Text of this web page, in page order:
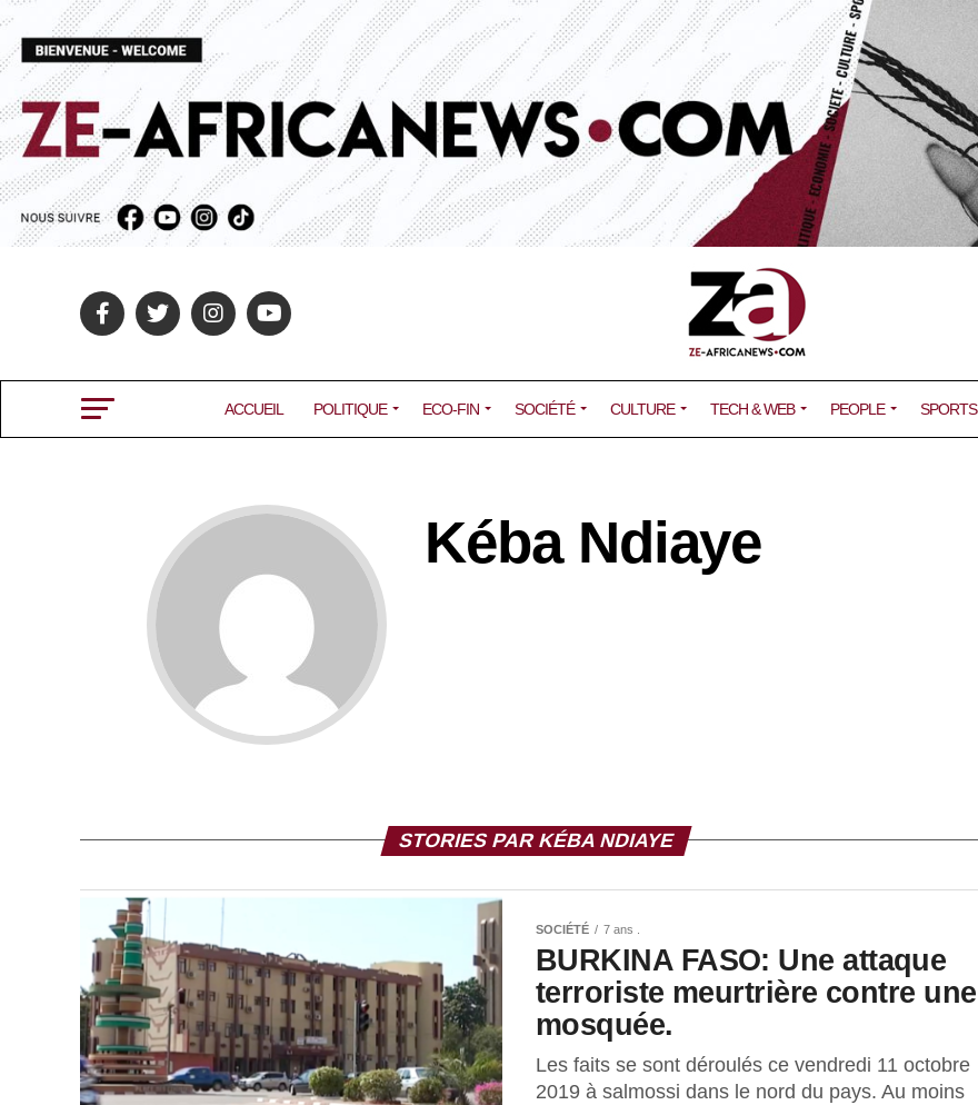
ACCUEIL POLITIQUE ECO-FIN SOCIÉTÉ CULTURE TECH & WEB PEOPLE SPORTS
Kéba Ndiaye
STORIES PAR KÉBA NDIAYE
SOCIÉTÉ 7 ans .
BURKINA FASO: Une attaque
terroriste meurtrière contre une
mosquée.
Les faits se sont déroulés ce vendredi 11 octobre
2019 à salmossi dans le nord du pays. Au moins